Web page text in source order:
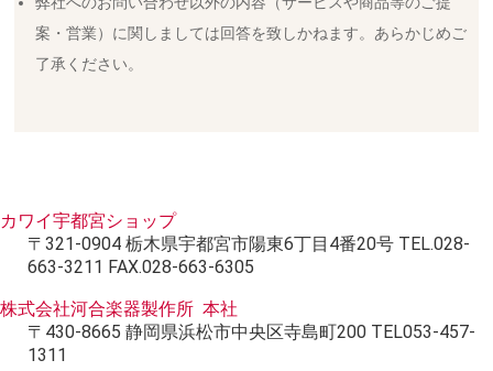
案・営業）に関しましては回答を致しかねます。あらかじめご
了承ください。
カワイ宇都宮ショップ
〒321-0904 栃木県宇都宮市陽東6丁目4番20号 TEL.028-
663-3211 FAX.028-663-6305
株式会社河合楽器製作所 本社
〒430-8665 静岡県浜松市中央区寺島町200 TEL053-457-
1311